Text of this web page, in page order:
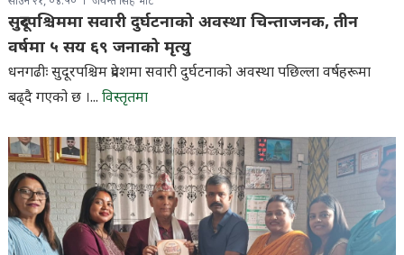
सुदूरपश्चिममा सवारी दुर्घटनाको अवस्था चिन्ताजनक, तीन
वर्षमा ५ सय ६९ जनाको मृत्यु
धनगढीः सुदूरपश्चिम प्रदेशमा सवारी दुर्घटनाको अवस्था पछिल्ला वर्षहरूमा
बढ्दै गएको छ ।... विस्तृतमा